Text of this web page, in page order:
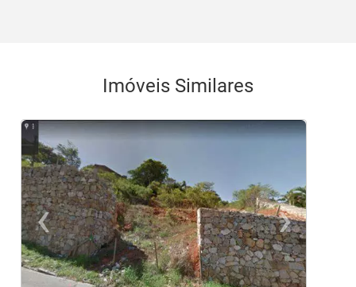
Imóveis Similares
‹
Previous
›